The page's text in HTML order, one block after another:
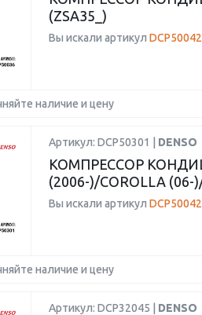
(ZSA35_)
Вы искали артикул DCP50042
наличие и цену
Артикул: DCP50301 | DENSO
КОМПРЕССОР
(2006-)/COROLLA (06-
Вы искали артикул DCP50042
наличие и цену
Артикул: DCP32045 | DENSO